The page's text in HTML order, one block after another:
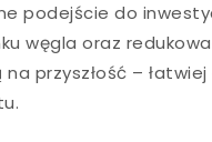
podejście do
węgla oraz
przyszłość –